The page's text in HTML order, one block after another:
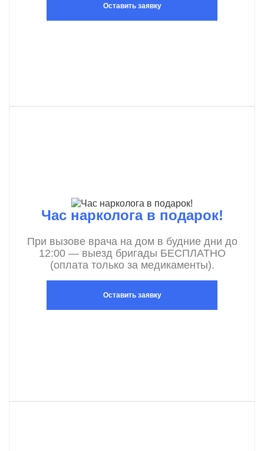
Оставить заявку
Час нарколога в подарок!
При вызове врача на дом в будние дни до
12:00 — выезд бригады БЕСПЛАТНО
(оплата только за медикаменты).
Оставить заявку